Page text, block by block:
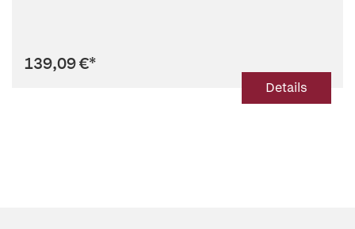
139,09 €*
Details